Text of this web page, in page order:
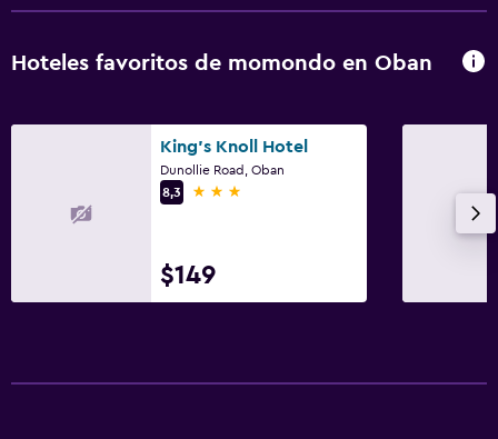
Hoteles favoritos de momondo en Oban
King's Knoll Hotel
Dunollie Road, Oban
8,3
3 estrellas
$149